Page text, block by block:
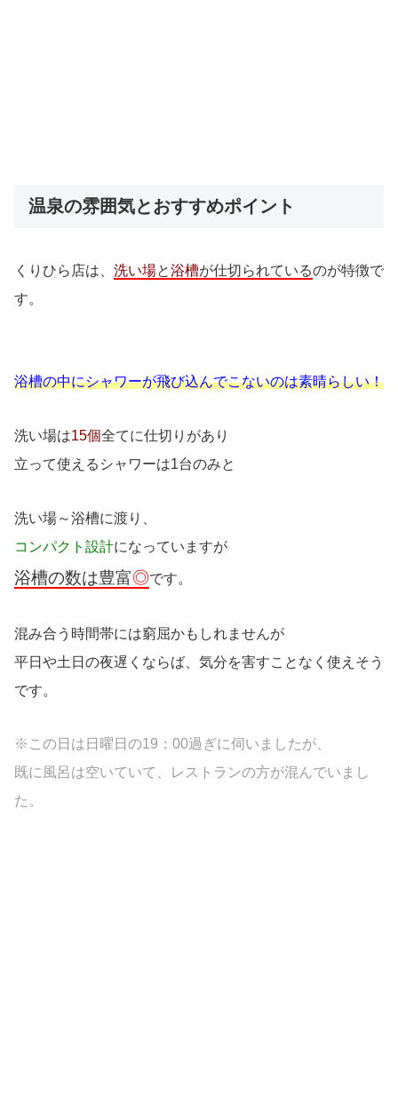
温泉の雰囲気とおすすめポイント
くりひら店は、 洗い場と浴槽が仕切られているのが特徴で
す。
浴槽の中にシャワーが飛び込んでこないのは素晴らしい！
洗い場は15個全てに仕切りがあり
立って使えるシャワーは1台のみと
洗い場～浴槽に渡り、
コンパクト設計になっていますが
浴槽の数は豊富◎です。
混み合う時間帯には窮屈かもしれませんが
平日や土日の夜遅くならば、気分を害すことなく使えそう
です。
※この日は日曜日の19：00過ぎに伺いましたが、
既に風呂は空いていて、レストランの方が混んでいまし
た。